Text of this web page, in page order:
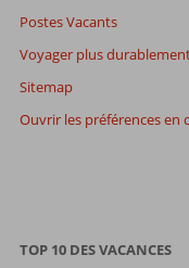
Postes Vacants
Voyager plus
Sitemap
Ouvrir les préférences en
TOP 10 DES VACANCES